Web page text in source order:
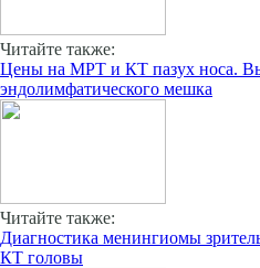
Читайте также:
Цены на МРТ и КТ пазух носа.
эндолимфатического мешка
Читайте также:
Диагностика менингиомы
КТ головы